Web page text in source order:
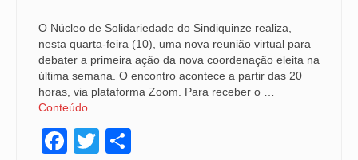
O Núcleo de Solidariedade do Sindiquinze realiza,
nesta quarta-feira (10), uma nova reunião virtual para
debater a primeira ação da nova coordenação eleita na
última semana. O encontro acontece a partir das 20
horas, via plataforma Zoom. Para receber o …
Conteúdo
Facebook
Twitter